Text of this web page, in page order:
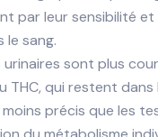
par leur sensibilité
le sang.
sont plus
qui restent dans
précis que les